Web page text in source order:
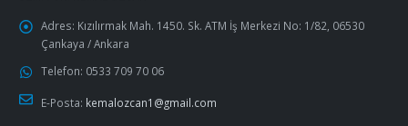
Adres: Kızılırmak Mah. 1450. Sk. ATM İş Merkezi No: 1/82, 06530
Çankaya / Ankara
Telefon: 0533 709 70 06
E-Posta: kemalozcan1@gmail.com